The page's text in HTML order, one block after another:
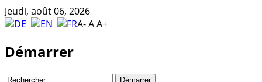
Jeudi, août 06, 2026
A-AA+
Démarrer